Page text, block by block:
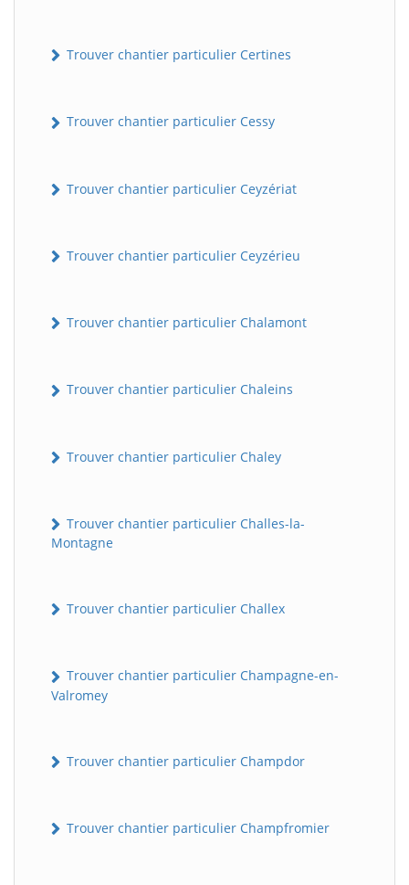
Trouver chantier particulier Certines
Trouver chantier particulier Cessy
Trouver chantier particulier Ceyzériat
Trouver chantier particulier Ceyzérieu
Trouver chantier particulier Chalamont
Trouver chantier particulier Chaleins
Trouver chantier particulier Chaley
Trouver chantier particulier Challes-la-
Montagne
Trouver chantier particulier Challex
Trouver chantier particulier Champagne-en-
Valromey
Trouver chantier particulier Champdor
Trouver chantier particulier Champfromier